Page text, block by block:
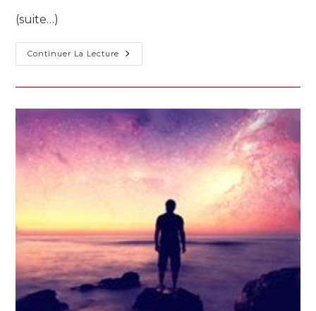
(suite…)
Continuer La Lecture
Venez
Abreuver
Source
Cachée.
Venez
Vous
Reposer
Sur
Le
»